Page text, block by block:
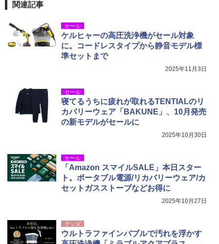
関連記事
セール
ケルヒャーの高圧洗浄機がセール対象
に。コードレスタイプから静音モデル標
準セットまで
2025年11月3日
セール
寝てるうちに疲れが取れるTENTIALのリ
カバリーウェア「BAKUNE」、10月発売
の新モデルがセールに
2025年10月30日
セール
「Amazon スマイルSALE」本日スター
ト。ポータブル電源/リカバリーウェア/カ
セットガスストーブなどお得に
2025年10月27日
グッズ
ウルトラファインバブルで汚れを浮かす